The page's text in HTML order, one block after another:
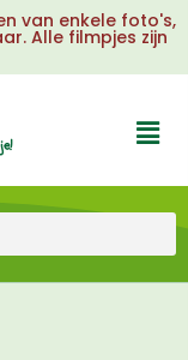
van enkele foto's,
Alle filmpjes zijn